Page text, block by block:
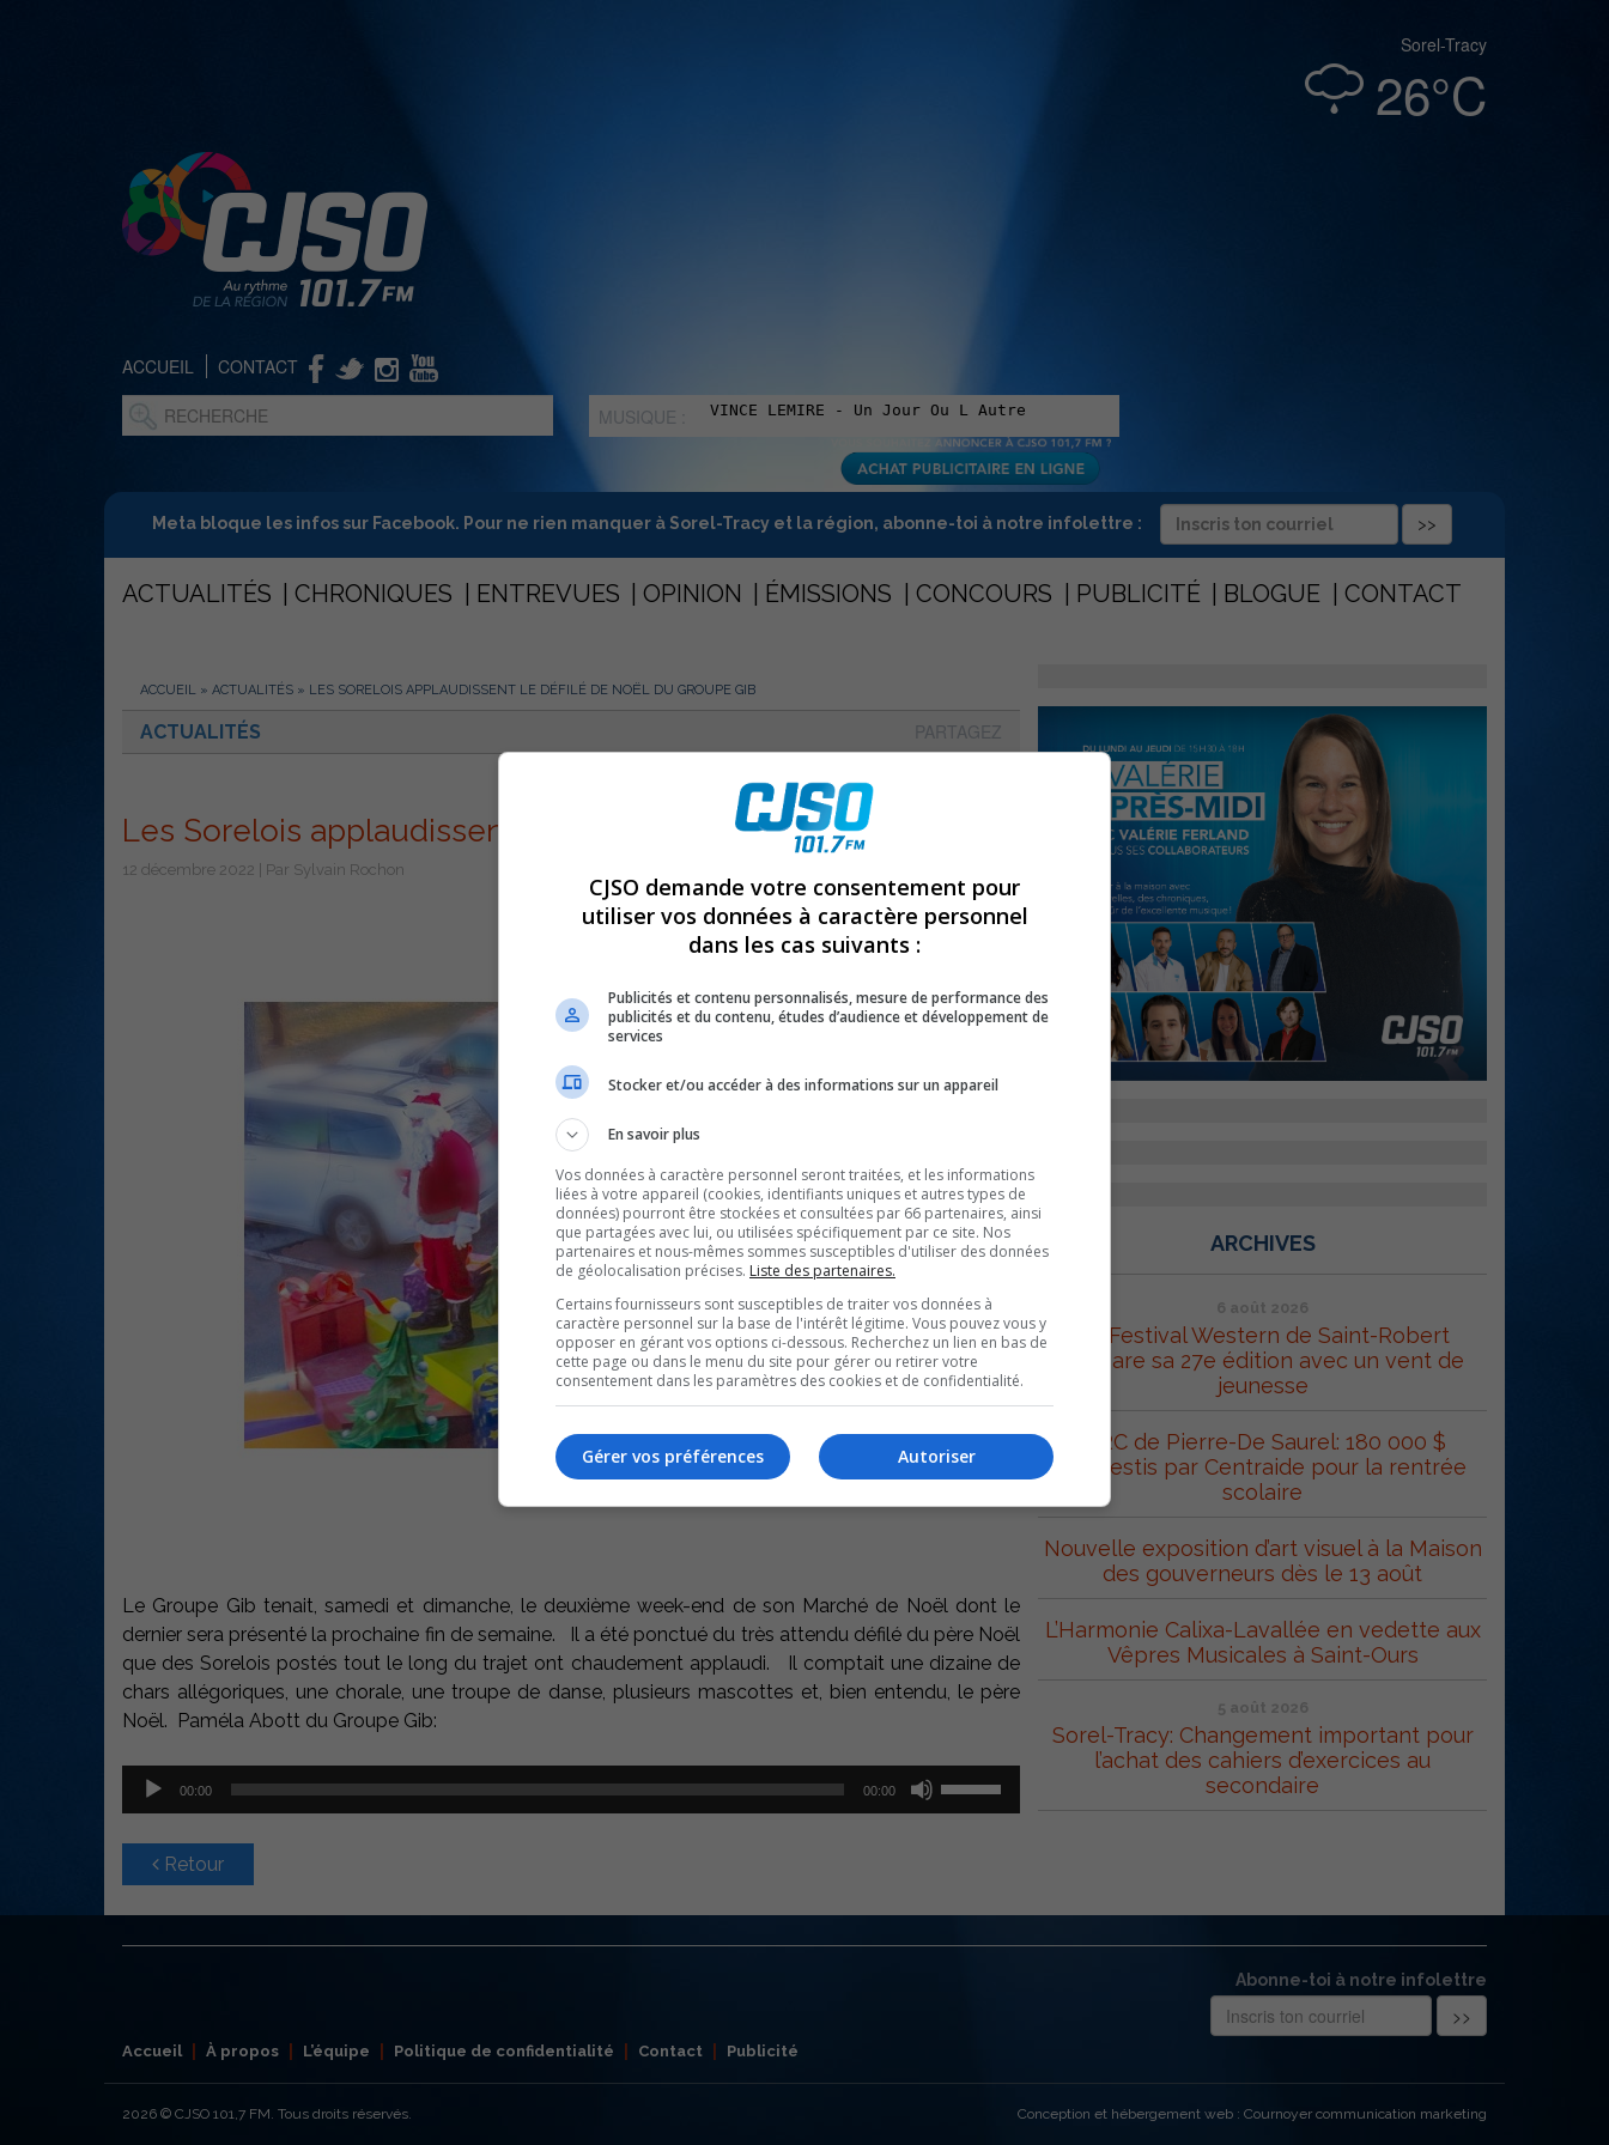
Sorel-Tracy
26°C
ACCUEIL CONTACT
MUSIQUE :
Meta bloque les infos sur Facebook. Pour ne rien manquer à Sorel-Tracy et la région, abonne-toi à notre infolettre :
ACTUALITÉS CHRONIQUES ENTREVUES OPINION ÉMISSIONS CONCOURS PUBLICITÉ BLOGUE CONTACT
ACCUEIL » ACTUALITÉS » LES SORELOIS APPLAUDISSENT LE DÉFILÉ DE NOËL DU GROUPE GIB
ACTUALITÉS PARTAGEZ
Les Sorelois applaudissent le défilé de Noël du Groupe Gib
12 décembre 2022 | Par Sylvain Rochon
Le Groupe Gib tenait, samedi et dimanche, le deuxième week-end de son Marché de Noël dont le
dernier sera présenté la prochaine fin de semaine. Il a été ponctué du très attendu défilé du père Noël
que des Sorelois postés tout le long du trajet ont chaudement applaudi. Il comptait une dizaine de
chars allégoriques, une chorale, une troupe de danse, plusieurs mascottes et, bien entendu, le père
Noël. Paméla Abott du Groupe Gib:
Lecteur
audio
00:00 00:00
les
ou
diminuer
Retour
ARCHIVES
6 août 2026
Le Festival Western de Saint-Robert
prépare sa 27e édition avec un vent de
jeunesse
MRC de Pierre-De Saurel: 180 000 $
réinvestis par Centraide pour la rentrée
scolaire
Nouvelle exposition d’art visuel à la Maison
des gouverneurs dès le 13 août
L’Harmonie Calixa-Lavallée en vedette aux
Vêpres Musicales à Saint-Ours
5 août 2026
Sorel-Tracy: Changement important pour
l’achat des cahiers d’exercices au
secondaire
Abonne-toi à notre infolettre
Accueil À propos L’équipe Politique de confidentialité Contact Publicité
2026 © CJSO 101,7 FM. Tous droits réservés. Conception et hébergement web : Cournoyer communication marketing
CJSO demande votre consentement pour
utiliser vos données à caractère personnel
dans les cas suivants :
Publicités et contenu personnalisés, mesure de performance des
publicités et du contenu, études d’audience et développement de
services
Stocker et/ou accéder à des informations sur un appareil
En savoir plus
Vos données à caractère personnel seront traitées, et les informations
liées à votre appareil (cookies, identifiants uniques et autres types de
données) pourront être stockées et consultées par 66 partenaires, ainsi
que partagées avec lui, ou utilisées spécifiquement par ce site. Nos
partenaires et nous-mêmes sommes susceptibles d'utiliser des données
de géolocalisation précises. Liste des partenaires.
Certains fournisseurs sont susceptibles de traiter vos données à
caractère personnel sur la base de l'intérêt légitime. Vous pouvez vous y
opposer en gérant vos options ci-dessous. Recherchez un lien en bas de
cette page ou dans le menu du site pour gérer ou retirer votre
consentement dans les paramètres des cookies et de confidentialité.
Autoriser
Gérer vos préférences